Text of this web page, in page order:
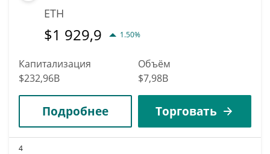
ETH
$1 929,9 1.50%
Капитализация
$232,96B
Объём
$7,98B
Подробнее Торговать
4